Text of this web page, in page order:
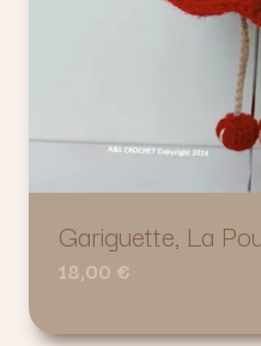
Gariguette, La
18,00 €